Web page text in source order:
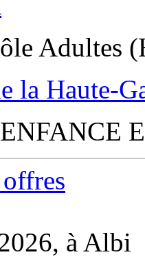
Adultes
la Haute-
à Albi